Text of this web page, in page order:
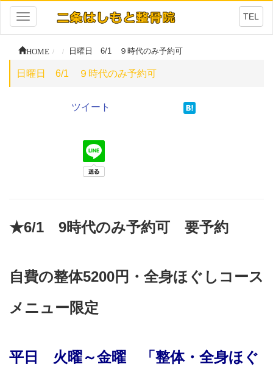
Toggle
navigation
TEL
HOME 日曜日 6/1 ９時代のみ予約可
日曜日 6/1 ９時代のみ予約可
ツイート
★6/1 9時代のみ予約可 要予約
自費の整体5200円・ 全身ほぐしコース
メニュー限定
平日 火曜～金曜 「整体・全身ほぐ